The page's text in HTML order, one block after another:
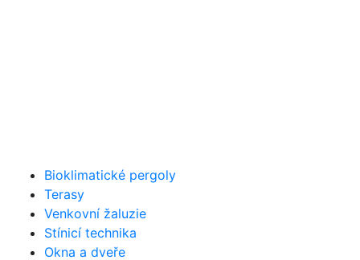
Bioklimatické pergoly
Terasy
Venkovní žaluzie
Stínicí technika
Okna a dveře